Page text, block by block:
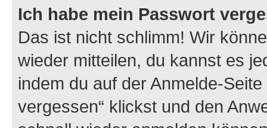
Ich habe mein Passwort
Das ist nicht schlimm! Wir
wieder mitteilen, du kannst es
indem du auf der Anmelde-
vergessen“ klickst und den